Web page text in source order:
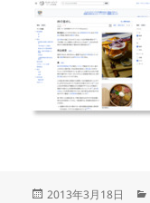
投
2013年3月18日